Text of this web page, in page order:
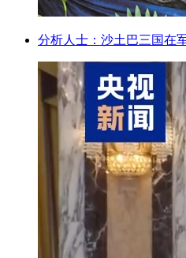
分析人士：沙土巴三国在